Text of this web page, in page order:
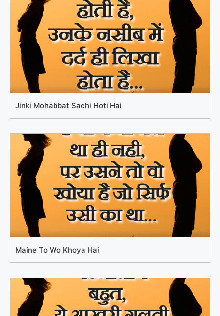
Jinki Mohabbat Sachi Hoti Hai
Maine To Wo Khoya Hai